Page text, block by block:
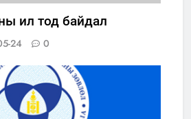
ил тод байдал
24 0